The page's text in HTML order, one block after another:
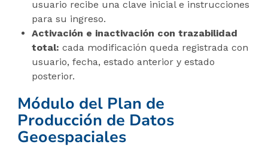
usuario recibe una clave inicial e instrucciones
para su ingreso.
Activación e inactivación con trazabilidad
total: cada modificación queda registrada con
usuario, fecha, estado anterior y estado
posterior.
Módulo del Plan de
Producción de Datos
Geoespaciales